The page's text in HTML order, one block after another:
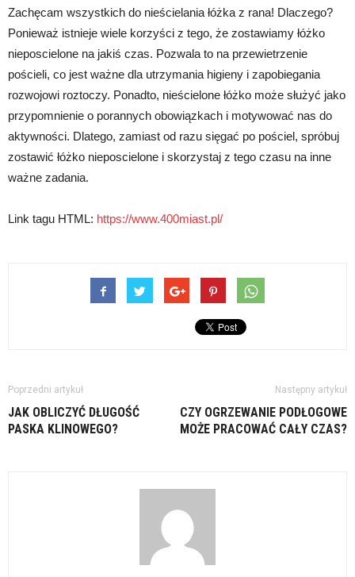
Zachęcam wszystkich do nieścielania łóżka z rana! Dlaczego?
Ponieważ istnieje wiele korzyści z tego, że zostawiamy łóżko
nieposcielone na jakiś czas. Pozwala to na przewietrzenie
pościeli, co jest ważne dla utrzymania higieny i zapobiegania
rozwojowi roztoczy. Ponadto, nieścielone łóżko może służyć jako
przypomnienie o porannych obowiązkach i motywować nas do
aktywności. Dlatego, zamiast od razu sięgać po pościel, spróbuj
zostawić łóżko nieposcielone i skorzystaj z tego czasu na inne
ważne zadania.
Link tagu HTML: https://www.400miast.pl/
Poprzedni artykuł
JAK OBLICZYĆ DŁUGOŚĆ
PASKA KLINOWEGO?
Następny artykuł
CZY OGRZEWANIE PODŁOGOWE
MOŻE PRACOWAĆ CAŁY CZAS?